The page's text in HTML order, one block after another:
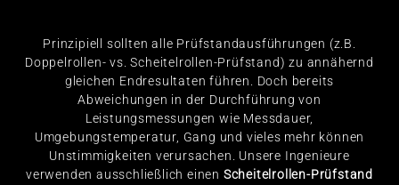
Prinzipiell sollten alle Prüfstandausführungen (z.B.
Doppelrollen- vs. Scheitelrollen-Prüfstand) zu annähernd
gleichen Endresultaten führen. Doch bereits
Abweichungen in der Durchführung von
Leistungsmessungen wie Messdauer,
Umgebungstemperatur, Gang und vieles mehr können
Unstimmigkeiten verursachen. Unsere Ingenieure
verwenden ausschließlich einen Scheitelrollen-Prüfstand